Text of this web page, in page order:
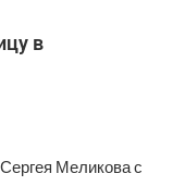
в
Меликова с